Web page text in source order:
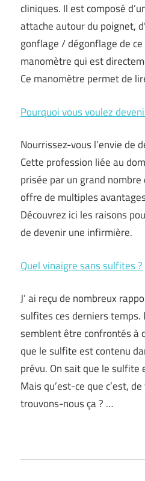
cliniques. Il est composé
attache autour du poignet,
gonflage / dégonflage de ce
manomètre qui est
Ce manomètre permet de
Pourquoi vous voulez
Nourrissez-vous l’envie de
Cette profession liée au
prisée par un grand
offre de multiples
Découvrez ici les raisons
de devenir une infirmière.
Quel vinaigre sans sulfites ?
J’ ai reçu de nombreux
sulfites ces derniers temps.
semblent être confrontés à
que le sulfite est contenu
prévu. On sait que le sulfite
Mais qu’est-ce que c’est,
trouvons-nous ça ? …